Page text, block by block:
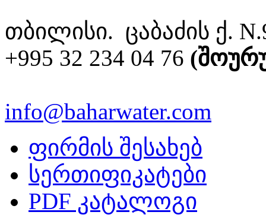
თბილისი. ცაბაძის ქ.
+995 32 234 04 76
info@baharwater.com
ფირმის შესახებ
სერთიფიკატები
PDF კატალოგი